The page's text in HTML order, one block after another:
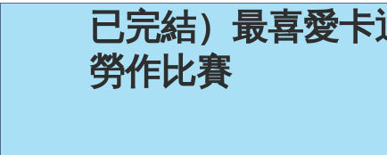
已完結）最喜愛
勞作比賽